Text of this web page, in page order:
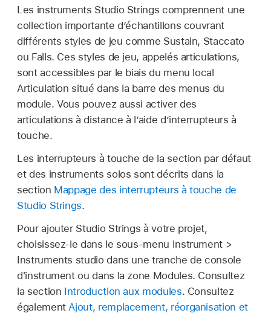
Les instruments Studio Strings comprennent une
collection importante d’échantillons couvrant
différents styles de jeu comme Sustain, Staccato
ou Falls. Ces styles de jeu, appelés articulations,
sont accessibles par le biais du menu local
Articulation situé dans la barre des menus du
module. Vous pouvez aussi activer des
articulations à distance à l’aide d’interrupteurs à
touche.
Les interrupteurs à touche de la section par défaut
et des instruments solos sont décrits dans la
section Mappage des interrupteurs à touche de
Studio Strings.
Pour ajouter Studio Strings à votre projet,
choisissez-le dans le sous-menu Instrument >
Instruments studio dans une tranche de console
d'instrument ou dans la zone Modules. Consultez
la section Introduction aux modules. Consultez
égalementAjout, remplacement, réorganisation et